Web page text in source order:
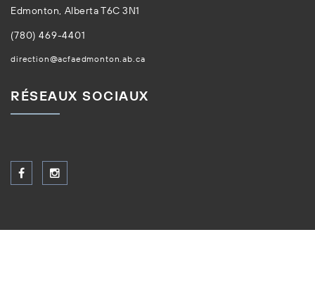
Edmonton, Alberta T6C 3N1
(780) 469-4401
direction@acfaedmonton.ab.ca
RÉSEAUX SOCIAUX